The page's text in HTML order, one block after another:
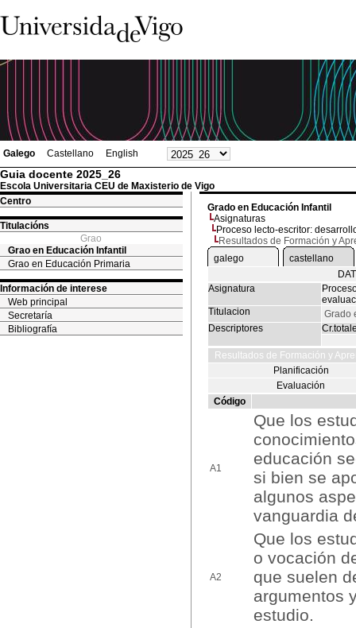
Galego Castellano English
Guia docente 2025_26
Escola Universitaria CEU de Maxisterio de Vigo
Centro
Titulacións
Grao
Grao en Educación Infantil
Grao en Educación Primaria
Información de interese
Web principal
Secretaría
Bibliografía
Grado en Educación Infantil
Asignaturas
Proceso lecto-escritor:
Resultados de Formación y
galego
castellano
Asignatura
Titulacion
Grado
Descriptores
Resultados de Formación y
Planificación
Evaluación
Código
A1
Que los
educación
si bien se
algunos
vanguardia
A2
Que los
o vocación
que suelen
argumentos
estudio.